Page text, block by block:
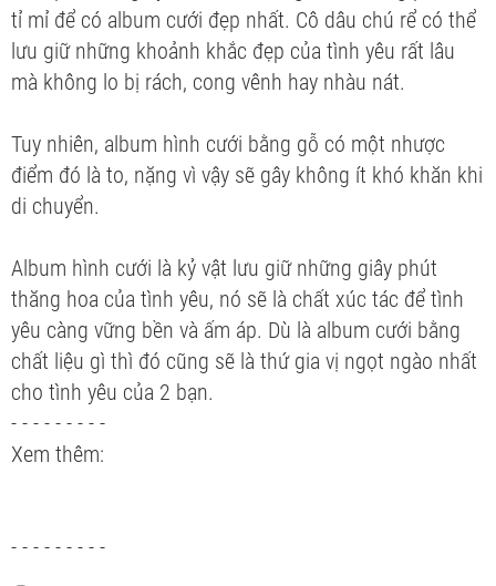
tỉ mỉ để có album cưới đẹp nhất. Cô dâu chú rể có thể
lưu giữ những khoảnh khắc đẹp của tình yêu rất lâu
mà không lo bị rách, cong vênh hay nhàu nát.
Tuy nhiên, album hình cưới bằng gỗ có một nhược
điểm đó là to, nặng vì vậy sẽ gây không ít khó khăn khi
di chuyển.
Album hình cưới là kỷ vật lưu giữ những giây phút
thăng hoa của tình yêu, nó sẽ là chất xúc tác để tình
yêu càng vững bền và ấm áp. Dù là album cưới bằng
chất liệu gì thì đó cũng sẽ là thứ gia vị ngọt ngào nhất
cho tình yêu của 2 bạn.
- - - - - - - - -
Xem thêm:
- - - - - - - - -